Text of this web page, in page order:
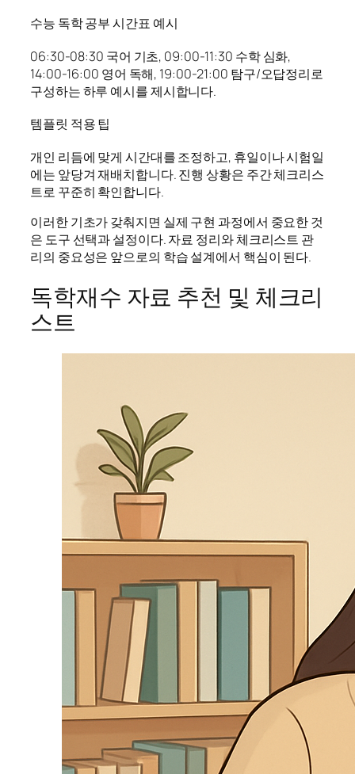
수능 독학 공부 시간표 예시
06:30-08:30 국어 기초, 09:00-11:30 수학 심화,
14:00-16:00 영어 독해, 19:00-21:00 탐구/오답정리로
구성하는 하루 예시를 제시합니다.
템플릿 적용 팁
개인 리듬에 맞게 시간대를 조정하고, 휴일이나 시험일
에는 앞당겨 재배치합니다. 진행 상황은 주간 체크리스
트로 꾸준히 확인합니다.
이러한 기초가 갖춰지면 실제 구현 과정에서 중요한 것
은 도구 선택과 설정이다. 자료 정리와 체크리스트 관
리의 중요성은 앞으로의 학습 설계에서 핵심이 된다.
독학재수 자료 추천 및 체크리
스트